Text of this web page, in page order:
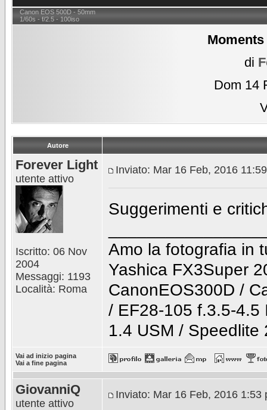
Canon EOS 500D - 50mm
1/60s - f/2.5 - 100iso
di
Dom 14
Autore
Forever Light
utente attivo
Iscritto: 06 Nov
2004
Messaggi: 1193
Località: Roma
Inviato: Mar 16 Feb, 2016
Suggerimenti e
Amo la fotografia in
Yashica FX3Super
CanonEOS300D /
/ EF28-105 f.3.5-4.5
1.4 USM / Speedlite
Vai ad inizio pagina
Vai a fine pagina
GiovanniQ
utente attivo
Inviato: Mar 16 Feb, 2016 1:53